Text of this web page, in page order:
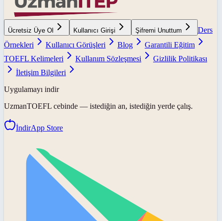
Ücretsiz Üye Ol Kullanıcı Girişi Şifremi Unuttum
Ders
Örnekleri
Kullanıcı Görüşleri Blog
Garantili Eğitim
TOEFL Kelimeleri
Kullanım Sözleşmesi
Gizlilik Politikası
İletişim Bilgileri
Uygulamayı indir
UzmanTOEFL cebinde — istediğin an, istediğin yerde çalış.
İndirApp Store